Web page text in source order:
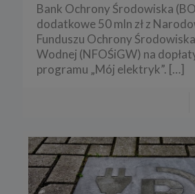
Bank Ochrony Środowiska
dodatkowe 50 mln zł z
Funduszu Ochrony
Wodnej (NFOŚiGW) na
programu „Mój elektryk”. […]